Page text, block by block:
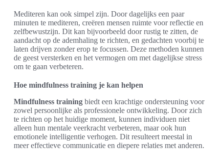
Mediteren kan ook simpel zijn. Door dagelijks een paar
minuten te mediteren, creëren mensen ruimte voor reflectie en
zelfbewustzijn. Dit kan bijvoorbeeld door rustig te zitten, de
aandacht op de ademhaling te richten, en gedachten voorbij te
laten drijven zonder erop te focussen. Deze methoden kunnen
de geest versterken en het vermogen om met dagelijkse stress
om te gaan verbeteren.
Hoe mindfulness training je kan helpen
Mindfulness training biedt een krachtige ondersteuning voor
zowel persoonlijke als professionele ontwikkeling. Door zich
te richten op het huidige moment, kunnen individuen niet
alleen hun mentale veerkracht verbeteren, maar ook hun
emotionele intelligentie verhogen. Dit resulteert meestal in
meer effectieve communicatie en diepere relaties met anderen.